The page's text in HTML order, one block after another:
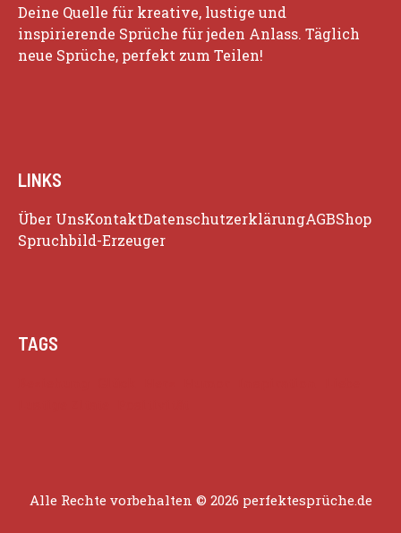
Deine Quelle für kreative, lustige und
inspirierende Sprüche für jeden Anlass. Täglich
neue Sprüche, perfekt zum Teilen!
LINKS
Über UnsKontaktDatenschutzerklärungAGBShop
Spruchbild-Erzeuger
TAGS
Alle Rechte vorbehalten © 2026 perfektesprüche.de